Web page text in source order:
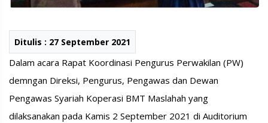
Ditulis : 27 September 2021
Dalam acara Rapat Koordinasi Pengurus Perwakilan (PW)
demngan Direksi, Pengurus, Pengawas dan Dewan
Pengawas Syariah Koperasi BMT Maslahah yang
dilaksanakan pada Kamis 2 September 2021 di Auditorium